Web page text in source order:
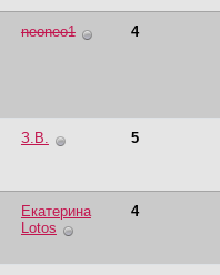
neoneo1 4
З.В. 5
Екатерина
Lotos
4